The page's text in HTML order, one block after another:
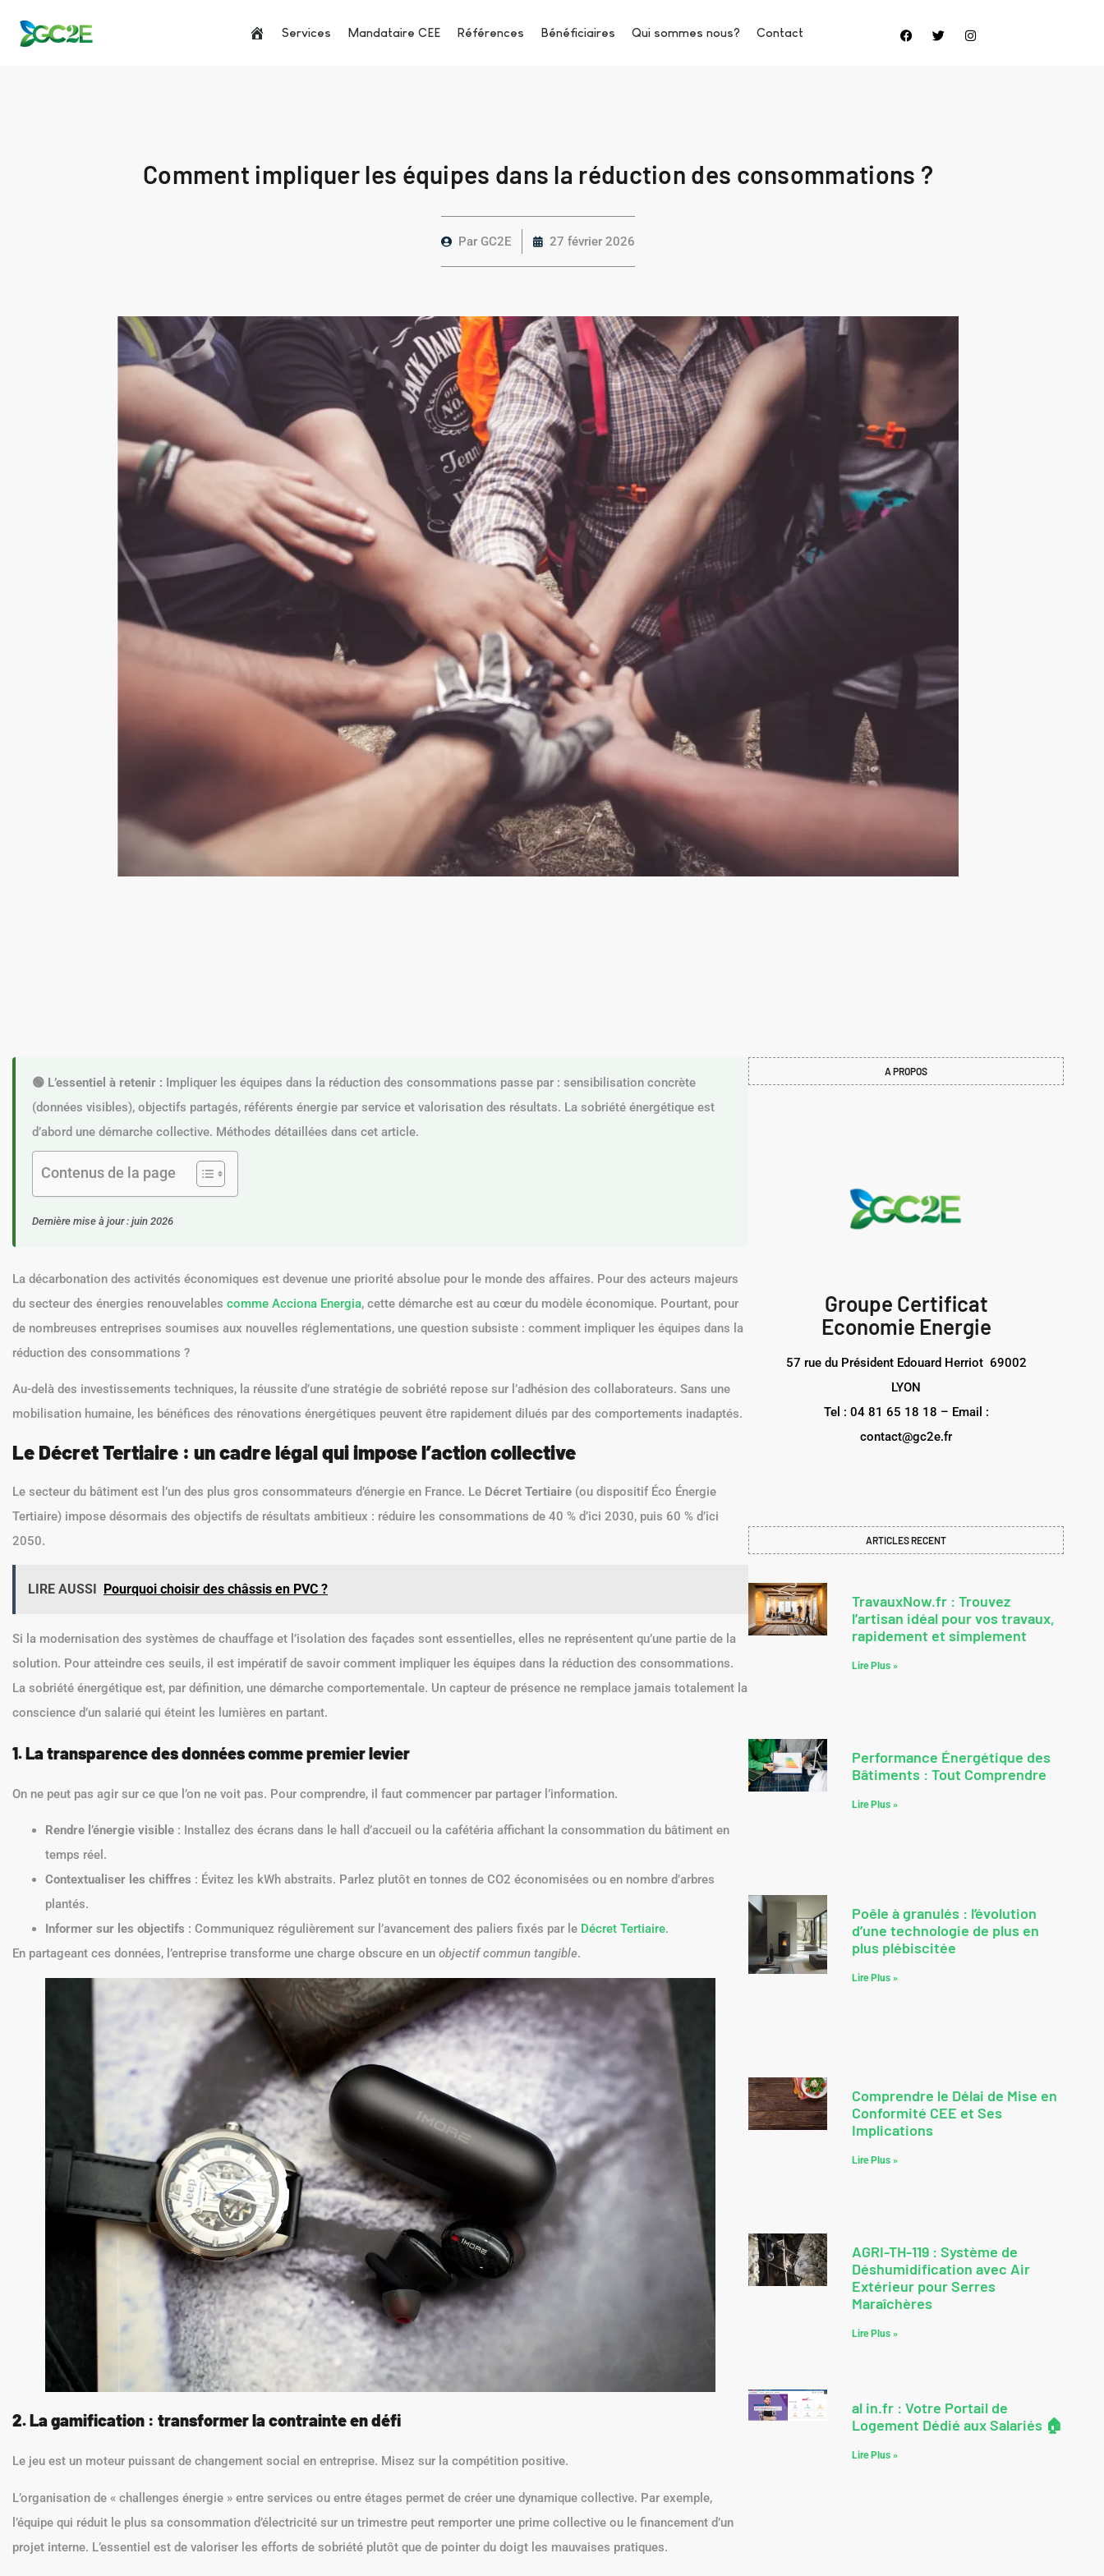
Services Mandataire CEE Références Bénéficiaires Qui sommes nous? Contact
Comment impliquer les équipes dans la réduction des consommations ?
Par GC2E 27 février 2026
🟢 L’essentiel à retenir : Impliquer les équipes dans la réduction des consommations passe par : sensibilisation concrète
(données visibles), objectifs partagés, référents énergie par service et valorisation des résultats. La sobriété énergétique est
d’abord une démarche collective. Méthodes détaillées dans cet article.
Contenus de la page
Dernière mise à jour : juin 2026
La décarbonation des activités économiques est devenue une priorité absolue pour le monde des affaires. Pour des acteurs majeurs
du secteur des énergies renouvelables comme Acciona Energia, cette démarche est au cœur du modèle économique. Pourtant, pour
de nombreuses entreprises soumises aux nouvelles réglementations, une question subsiste : comment impliquer les équipes dans la
réduction des consommations ?
Au-delà des investissements techniques, la réussite d’une stratégie de sobriété repose sur l’adhésion des collaborateurs. Sans une
mobilisation humaine, les bénéfices des rénovations énergétiques peuvent être rapidement dilués par des comportements inadaptés.
Le Décret Tertiaire : un cadre légal qui impose l’action collective
Le secteur du bâtiment est l’un des plus gros consommateurs d’énergie en France. Le Décret Tertiaire (ou dispositif Éco Énergie
Tertiaire) impose désormais des objectifs de résultats ambitieux : réduire les consommations de 40 % d’ici 2030, puis 60 % d’ici
2050.
LIRE AUSSI Pourquoi choisir des châssis en PVC ?
Si la modernisation des systèmes de chauffage et l’isolation des façades sont essentielles, elles ne représentent qu’une partie de la
solution. Pour atteindre ces seuils, il est impératif de savoir comment impliquer les équipes dans la réduction des consommations.
La sobriété énergétique est, par définition, une démarche comportementale. Un capteur de présence ne remplace jamais totalement la
conscience d’un salarié qui éteint les lumières en partant.
1. La transparence des données comme premier levier
On ne peut pas agir sur ce que l’on ne voit pas. Pour comprendre, il faut commencer par partager l’information.
Rendre l’énergie visible : Installez des écrans dans le hall d’accueil ou la cafétéria affichant la consommation du bâtiment en
temps réel.
Contextualiser les chiffres : Évitez les kWh abstraits. Parlez plutôt en tonnes de CO2 économisées ou en nombre d’arbres
plantés.
Informer sur les objectifs : Communiquez régulièrement sur l’avancement des paliers fixés par le Décret Tertiaire.
En partageant ces données, l’entreprise transforme une charge obscure en un objectif commun tangible.
2. La gamification : transformer la contrainte en défi
Le jeu est un moteur puissant de changement social en entreprise. Misez sur la compétition positive.
L’organisation de « challenges énergie » entre services ou entre étages permet de créer une dynamique collective. Par exemple,
l’équipe qui réduit le plus sa consommation d’électricité sur un trimestre peut remporter une prime collective ou le financement d’un
projet interne. L’essentiel est de valoriser les efforts de sobriété plutôt que de pointer du doigt les mauvaises pratiques.
A PROPOS
Groupe Certificat
Economie Energie
57 rue du Président Edouard Herriot 69002
LYON
Tel : 04 81 65 18 18 – Email :
contact@gc2e.fr
ARTICLES RECENT
TravauxNow.fr : Trouvez
l’artisan idéal pour vos travaux,
rapidement et simplement
Lire Plus »
Performance Énergétique des
Bâtiments : Tout Comprendre
Lire Plus »
Poêle à granulés : l’évolution
d’une technologie de plus en
plus plébiscitée
Lire Plus »
Comprendre le Délai de Mise en
Conformité CEE et Ses
Implications
Lire Plus »
AGRI-TH-119 : Système de
Déshumidification avec Air
Extérieur pour Serres
Maraîchères
Lire Plus »
al in.fr : Votre Portail de
Logement Dédié aux Salariés 🏠
Lire Plus »